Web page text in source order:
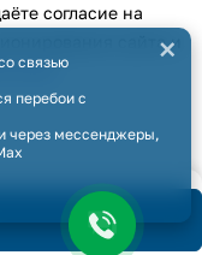
связью
перебои с
через мессенджеры,
×
согласие на
сайта и